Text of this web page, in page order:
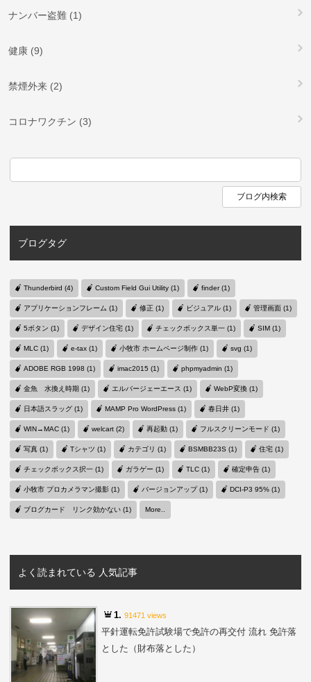
ナンバー盗難 (1)
健康 (9)
禁煙外来 (2)
コロナワクチン (3)
ブログタグ
Thunderbird (4) Custom Field Gui Utility (1) finder (1)
アプリケーションフレーム (1) 修正 (1) ビジュアル (1) 管理画面 (1)
5ボタン (1) デザイン住宅 (1) チェックボックス単一 (1) SIM (1)
MLC (1) e-tax (1) 小牧市 ホームページ制作 (1) svg (1)
ADOBE RGB 1998 (1) imac2015 (1) phpmyadmin (1)
金魚 水換え時期 (1) エルバージェーエース (1) WebP変換 (1)
日本語スラッグ (1) MAMP Pro WordPress (1) 春日井 (1)
WIN→MAC (1) welcart (2) 再起動 (1) フルスクリーンモード (1)
写真 (1) Tシャツ (1) カテゴリ (1) BSMBB23S (1) 住宅 (1)
チェックボックス択一 (1) ガラゲー (1) TLC (1) 確定申告 (1)
小牧市 プロカメラマン撮影 (1) バージョンアップ (1) DCI-P3 95% (1)
ブログカード リンク効かない (1) More..
よく読まれている 人気記事
1.91471 views
平針運転免許試験場で免許の再交付 流れ 免許落
とした（財布落とした）